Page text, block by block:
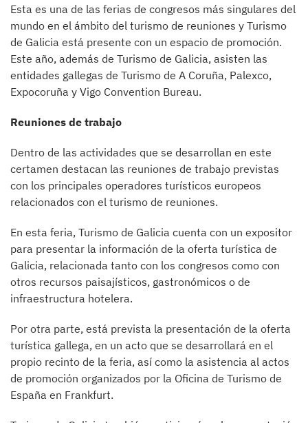
Esta es una de las ferias de congresos más singulares del
mundo en el ámbito del turismo de reuniones y Turismo
de Galicia está presente con un espacio de promoción.
Este año, además de Turismo de Galicia, asisten las
entidades gallegas de Turismo de A Coruña, Palexco,
Expocoruña y Vigo Convention Bureau.
Reuniones de trabajo
Dentro de las actividades que se desarrollan en este
certamen destacan las reuniones de trabajo previstas
con los principales operadores turísticos europeos
relacionados con el turismo de reuniones.
En esta feria, Turismo de Galicia cuenta con un expositor
para presentar la información de la oferta turística de
Galicia, relacionada tanto con los congresos como con
otros recursos paisajísticos, gastronómicos o de
infraestructura hotelera.
Por otra parte, está prevista la presentación de la oferta
turística gallega, en un acto que se desarrollará en el
propio recinto de la feria, así como la asistencia al actos
de promoción organizados por la Oficina de Turismo de
España en Frankfurt.